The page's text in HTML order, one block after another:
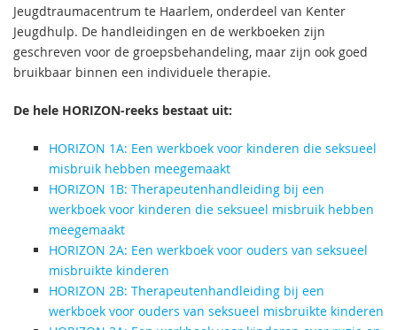
Jeugdtraumacentrum te Haarlem, onderdeel van Kenter
Jeugdhulp. De handleidingen en de werkboeken zijn
geschreven voor de groepsbehandeling, maar zijn ook goed
bruikbaar binnen een individuele therapie.
De hele HORIZON-reeks bestaat uit:
HORIZON 1A: Een werkboek voor kinderen die seksueel
misbruik hebben meegemaakt
HORIZON 1B: Therapeutenhandleiding bij een
werkboek voor kinderen die seksueel misbruik hebben
meegemaakt
HORIZON 2A: Een werkboek voor ouders van seksueel
misbruikte kinderen
HORIZON 2B: Therapeutenhandleiding bij een
werkboek voor ouders van seksueel misbruikte kinderen